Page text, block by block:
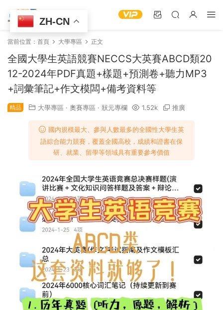
當前位置： 首頁 大學專區 正文
全國大學生英語競賽NECCS大英賽ABCD類20
12-2024年PDF真題+樣題+預測卷+聽力MP3
+詞彙筆記+作文模闆+備考資料等
精品 大學專區 · 奧賽專區 · 狀元專欄 1.52k 推廣
國内規模最大、參與人數最多的全國性大學生英
語綜合能力競賽，覆蓋全國高校，成績和證書在保
研、就業、留學等領域具有重要參考價值
ZH-CN